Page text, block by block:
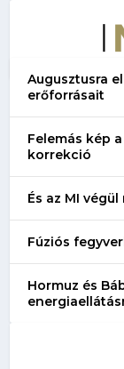
Augusztusra
erőforrásait
Felemás kép
korrekció
És az MI
Fúziós
Hormuz és